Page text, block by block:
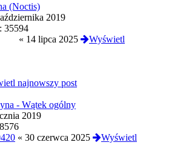
(Noctis)
2019
35594
« 14 lipca 2025
Wyświetl
najnowszy post
- Wątek ogólny
2019
8576
« 30 czerwca 2025
Wyświetl